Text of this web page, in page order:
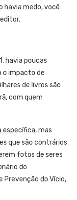
havia medo, você
havia poucas
o impacto de
de livros são
com quem
específica, mas
que são contrários
fotos de seres
do
Prevenção do Vício,